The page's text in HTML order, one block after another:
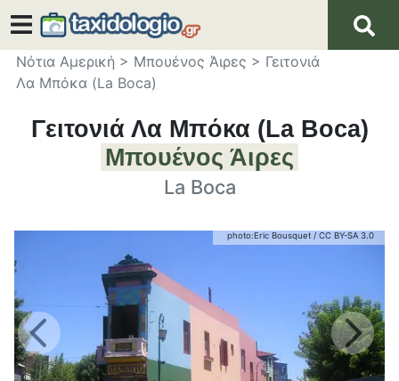
Νότια Αμερική > Μπουένος Άιρες > Γειτονιά
Λα Μπόκα (La Boca)
Γειτονιά Λα Μπόκα (La Boca)
Μπουένος Άιρες
La Boca
photo:Eric Bousquet / CC BY-SA 3.0